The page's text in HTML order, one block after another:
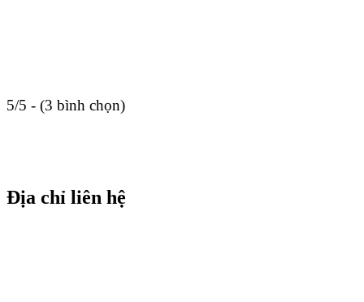
5/5 - (3 bình chọn)
Địa chỉ liên hệ